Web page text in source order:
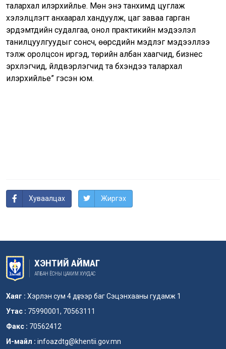
талархал илэрхийлье. Мөн энэ танхимд цуглаж
хэлэлцүүлэгт анхаарал хандуулж, цаг заваа гарган
эрдэмтдийн судалгаа, онол практикийн мэдээлэл
танилцуулгуудыг сонсч, өөрсдийн мэдлэг мэдээллээ
тэлж оролцсон иргэд, төрийн албан хаагчид, бизнес
эрхлэгчид, үйлдвэрлэгчид та бүхэндээ талархал
илэрхийлье” гэсэн юм.
Хуваалцах Жиргэх
ХЭНТИЙ АЙМАГ
АЛБАН ЁСНЫ ЦАХИМ ХУУДАС
Хаяг : Хэрлэн сум 4 дүгээр баг Сэцэнхааны гудамж 1
Утас : 75990001, 70563111
Факс : 70562412
И-майл : infoazdtg@khentii.gov.mn